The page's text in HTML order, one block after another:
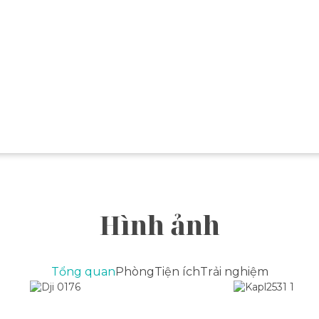
nga cùng những câu chuyện giàu giá trị văn hóa, lịch sử
Hình ảnh
Tổng quan PhòngTiện íchTrải nghiệm